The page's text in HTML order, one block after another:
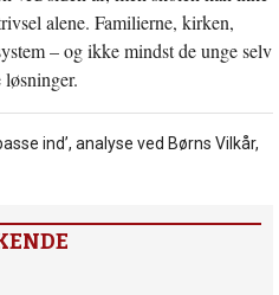
alene. Familierne, kirken,
– og ikke mindst de unge selv
ind’, analyse ved Børns Vilkår,